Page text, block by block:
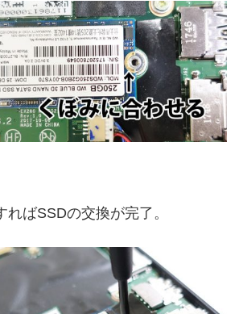
ればSSDの交換が完了。